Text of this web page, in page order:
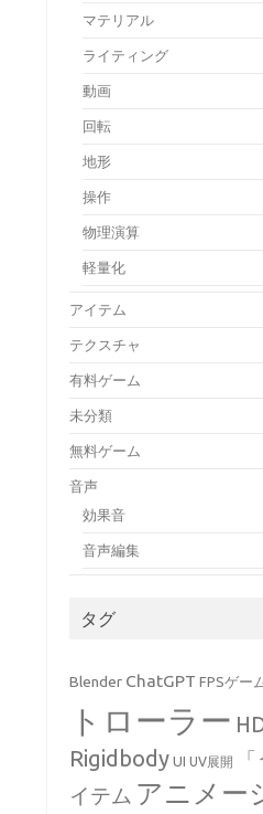
マテリアル
ライティング
動画
回転
地形
操作
物理演算
軽量化
アイテム
テクスチャ
有料ゲーム
未分類
無料ゲーム
音声
効果音
音声編集
タグ
Blender ChatGPT FPSゲー
トローラー
Rigidbody UI UV展開
イテム アニメー